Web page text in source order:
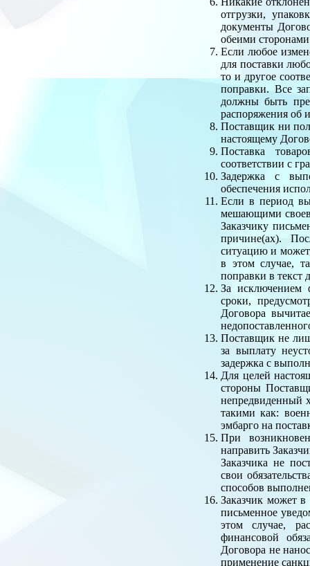
отгрузки,
документы
обеими
Если любое
для поставки
то и другое
поправки. Все
должны быть
распоряжения об
Поставщик ни
настоящему
Поставка
соответствии с
Задержка с
обеспечения
Если в период
мешающими
Заказчику
причине(ах).
ситуацию и
в этом случае,
поправки в текст
За исключением
сроки,
Договора
Поставщик не
за выплату
задержка с
Для целей
стороны
непредвиденный
такими как:
эмбарго на
При
направить
Заказчика не
свои
способов
Заказчик может
письменное
этом случае,
финансовой
Договора не
применение